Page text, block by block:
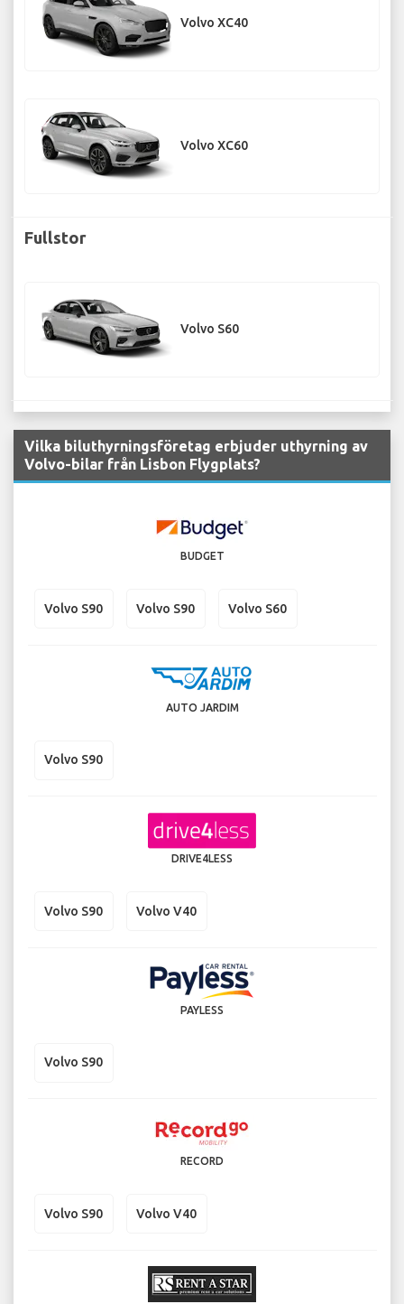
Volvo XC40
Volvo XC60
Fullstor
Volvo S60
Vilka biluthyrningsföretag erbjuder uthyrning av
Volvo-bilar från Lisbon Flygplats?
BUDGET
Volvo S90 Volvo S90 Volvo S60
AUTO JARDIM
Volvo S90
DRIVE4LESS
Volvo S90 Volvo V40
PAYLESS
Volvo S90
RECORD
Volvo S90 Volvo V40